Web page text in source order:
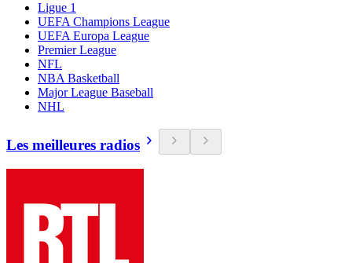
Ligue 1
UEFA Champions League
UEFA Europa League
Premier League
NFL
NBA Basketball
Major League Baseball
NHL
Les meilleures radios